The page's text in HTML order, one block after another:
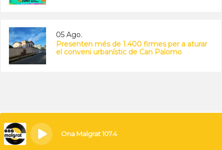
05 Ago.
Presenten més de 1.400 firmes per a aturar
el conveni urbanístic de Can Palomo
Ona Malgrat 107.4